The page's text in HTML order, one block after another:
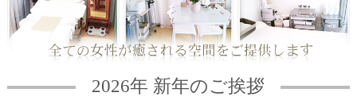
2026年 新年のご挨拶